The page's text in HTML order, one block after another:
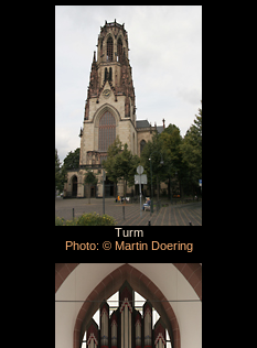
Turm
Photo: © Martin Doering